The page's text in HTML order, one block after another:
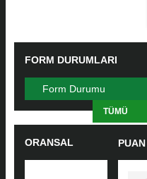
FORM DURUMLARI
Form Durumu
TÜMÜ
ORANSAL